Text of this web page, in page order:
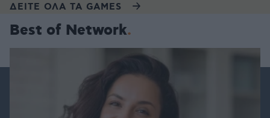
ΔΕΙΤΕ ΟΛΑ ΤΑ GAMES
Best of Network